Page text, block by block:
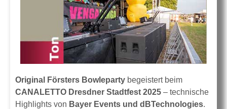
Original Försters Bowleparty begeistert beim
CANALETTO Dresdner Stadtfest 2025 – technische
Highlights von Bayer Events und dBTechnologies.